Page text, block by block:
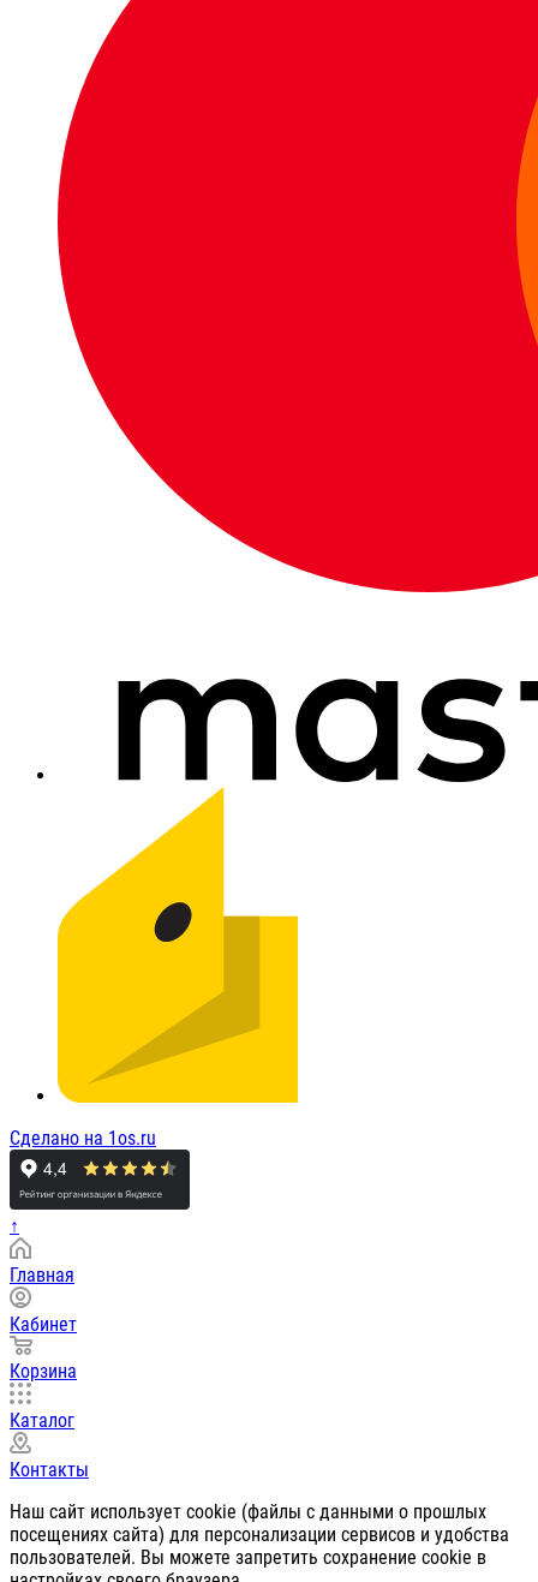
Сделано на 1os.ru
↑
Главная
Кабинет
Корзина
Каталог
Контакты
Наш сайт использует cookie (файлы с данными о прошлых
посещениях сайта) для персонализации сервисов и удобства
пользователей. Вы можете запретить сохранение cookie в